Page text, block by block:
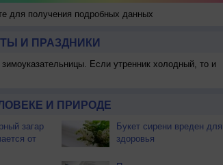
для получения подробных данных
И ПРАЗДНИКИ
Если утренник холодный, то и
И ПРИРОДЕ
загар
от
Букет сирени вреден для
здоровья